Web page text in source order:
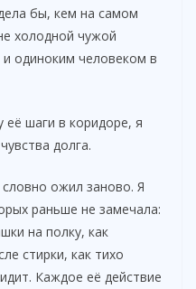
бы, кем на самом
холодной чужой
одиноким человеком в
шаги в коридоре, я
долга.
ожил заново. Я
раньше не замечала:
на полку, как
стирки, как тихо
Каждое её действие